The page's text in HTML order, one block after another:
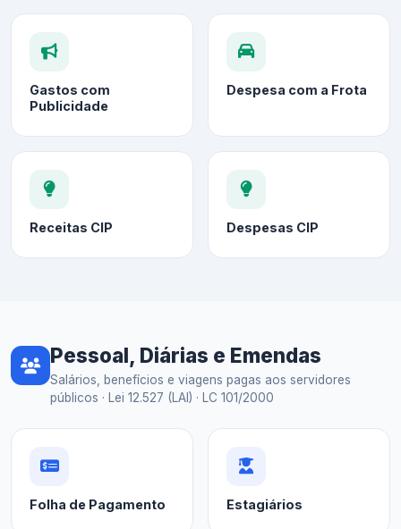
Gastos com
Publicidade
Despesa com a Frota
Receitas CIP Despesas CIP
Pessoal, Diárias e Emendas
Salários, benefícios e viagens pagas aos servidores
públicos · Lei 12.527 (LAI) · LC 101/2000
Folha de Pagamento Estagiários